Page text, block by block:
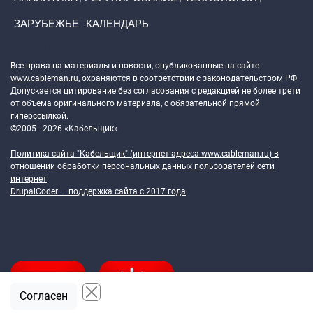
ЗАРУБЕЖЬЕ КАЛЕНДАРЬ
Все права на материалы и новости, опубликованные на сайте
www.cableman.ru, охраняются в соответствии с законодательством РФ.
Допускается цитирование без согласования с редакцией не более трети
от объема оригинального материала, с обязательной прямой
гиперссылкой.
©2005 - 2026 «Кабельщик»
Политика сайта "Кабельщик" (интернет-адреса www.cableman.ru) в
отношении обработки персональных данных пользователей сети
интернет
DrupalCoder — поддержка сайта c 2017 года
Согласен